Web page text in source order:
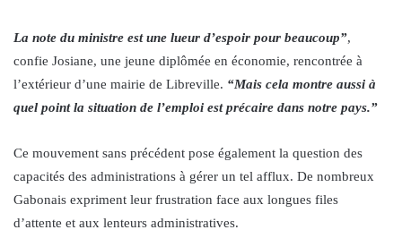
La note du ministre est une lueur d’espoir pour beaucoup”,
confie Josiane, une jeune diplômée en économie, rencontrée à
l’extérieur d’une mairie de Libreville. “Mais cela montre aussi à
quel point la situation de l’emploi est précaire dans notre pays.”
Ce mouvement sans précédent pose également la question des
capacités des administrations à gérer un tel afflux. De nombreux
Gabonais expriment leur frustration face aux longues files
d’attente et aux lenteurs administratives.